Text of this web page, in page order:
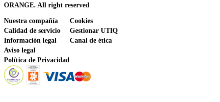
ORANGE. All right reserved
Nuestra compañía
Calidad de servicio
Información legal
Aviso legal
Política de Privacidad
Cookies
Gestionar UTIQ
Canal de ética